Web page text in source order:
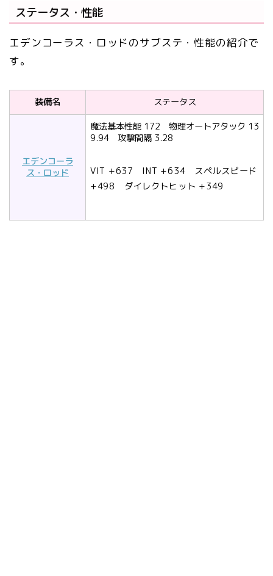
ステータス・性能
エデンコーラス・ロッドのサブステ・性能の紹介で
す。
装備名 ステータス
エデンコーラ
ス・ロッド
魔法基本性能 172 物理オートアタック 13
9.94 攻撃間隔 3.28
VIT +637 INT +634 スペルスピード
+498 ダイレクトヒット +349